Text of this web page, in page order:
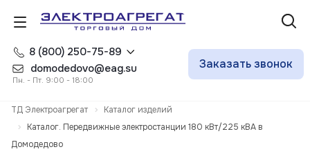
8 (800) 250-75-89
domodedovo@eag.su
Пн. - Пт. 9:00 - 18:00
Заказать звонок
ТД Электроагрегат
Каталог изделий
Каталог. Передвижные электростанции 180 кВт/225 кВА в
Домодедово